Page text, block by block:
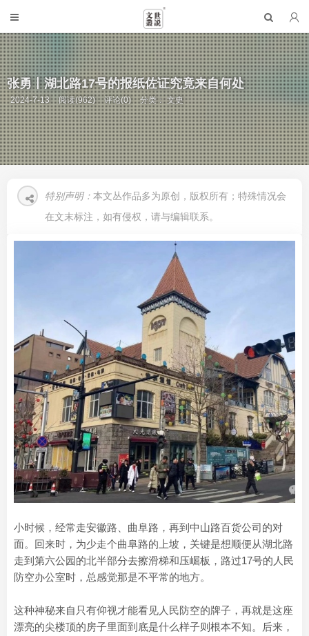
张勇丨湖北路17号的报纸佐证究竟来自何处
2024-7-13 阅读(962) 评论(0) 分类：文史
特别声明： 本文丛作品多为原创，版权所有；特殊情况会
在文末标注，如有侵权，请与编辑联系。
小时候，经常走安徽路、曲阜路，再到中山路百货公司的对
面。回来时，为少走个曲阜路的上坡，关键是想顺便从湖北路
走到第六公园的北半部分去擦滑梯和压崛板，路过17号的人民
防空办公室时，总感觉那是不平常的地方。
这种神秘来自只有仰视才能看见人民防空的牌子，再就是这座
漂亮的尖楼顶的房子里面到底是什么样子则根本不知。后来，